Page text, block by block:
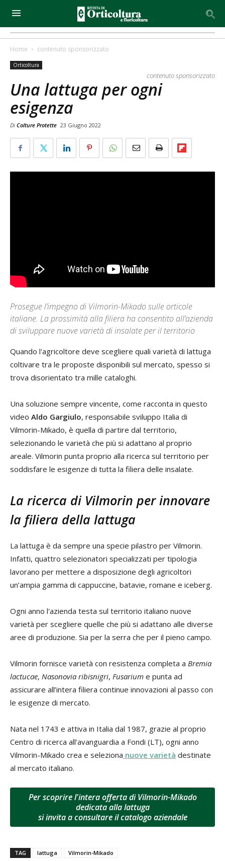
Home contenuto sponsorizzato
Orticoltura
contenuto sponsorizzato
Una lattuga per ogni
esigenza
Di Colture Protette 23 Giugno 2022
Prosegue l’impegno di Vilmorin-Mikado sulle orticole
italiane. La prossimità alla filiera ha consentito all’azienda
di sviluppare nuove varietà di insalate per il territorio
Quando l'agricoltore deve scegliere quali varietà di lattuga
coltivare tra le proposte disponibili sul mercato, spesso si
trova disorientato tra mille cataloghi.
Una soluzione sempre vincente, come racconta in questo
video Aldo Gargiulo, responsabile sviluppo Italia di
Vilmorin-Mikado, è quella di partire dal territorio,
selezionando le varietà che più si adattano al proprio
areale. Vilmorin punta proprio alla ricerca sul territorio per
soddisfare le esigenze di tutta la filiera delle insalate.
La ricerca di Vilmorin per innovare
la filiera della lattuga
La lattuga è da sempre una specie pilastro per Vilmorin.
Infatti, quattro selezionatori specializzati per tipologia
lavorano per mettere a disposizione degli agricoltori
un’ampia gamma di cappuccine, batavie, romane e iceberg.
Ogni anno l'azienda testa sul territorio italiano nuove
varietà per scegliere quelle che più si adattano alle diverse
aree di produzione. Sia per la serra che per il pieno campo.
Vilmorin fornisce varietà con resistenza completa a Bremia
lactucae, Nasonovia ribisnigri, Fusarium e punta ad
assicurare all’intera filiera continue innovazioni al passo con
le esigenze di mercato.
Nata nel 1743 e attiva in Italia dal 1987, grazie al proprio
Centro di ricerca all'avanguardia a Fondi (LT), ogni anno
Vilmorin-Mikado crea e seleziona nuove varietà destinate
al mercato italiano.
Per scoprire l'intera offerta di Vilmorin-Mikado
dedicata alla lattuga
si invita a consultare il catalogo aziendale
TAG lattuga Vilmorin-Mikado